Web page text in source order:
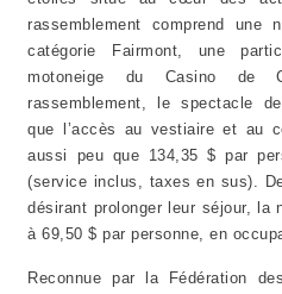
rassemblement comprend une
catégorie Fairmont, une
motoneige du Casino de
rassemblement, le spectacle
que l’accès au vestiaire et au
aussi peu que 134,35 $ par
(service inclus, taxes en sus).
désirant prolonger leur séjour, la
à 69,50 $ par personne, en
Reconnue par la Fédération